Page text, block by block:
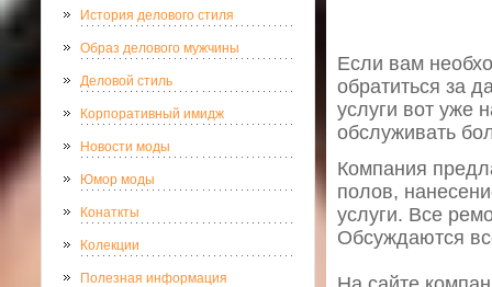
История делового стиля
Образ делового мужчины
Деловой стиль
Корпоративный имидж
Новости моды
Юмор моды
Конаткты
Колекции
Полезная информация
Если вам
обратиться за
услуги вот уже
обслуживать
Компания
полов,
услуги. Все
Обсуждаются